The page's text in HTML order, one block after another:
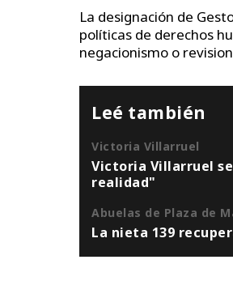
La designación de
políticas de derechos
negacionismo o
Leé también
Victoria Villarruel
Victoria Villarruel se
realidad"
Abuelas de Plaza de
La nieta 139